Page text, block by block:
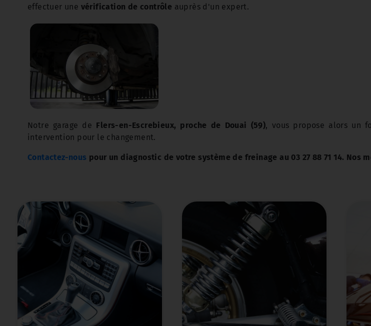
effectuer une vérification de contrôle auprès d'un expert.
Notre garage de Flers-en-Escrebieux, proche de Douai (59), vous propose alors un
intervention pour le changement.
Contactez-nous pour un diagnostic de votre système de freinage au 03 27 88 71 14.